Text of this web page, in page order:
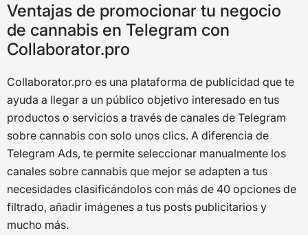
Ventajas de promocionar tu negocio
de cannabis en Telegram con
Collaborator.pro
Collaborator.pro es una plataforma de publicidad que te
ayuda a llegar a un público objetivo interesado en tus
productos o servicios a través de canales de Telegram
sobre cannabis con solo unos clics. A diferencia de
Telegram Ads, te permite seleccionar manualmente los
canales sobre cannabis que mejor se adapten a tus
necesidades clasificándolos con más de 40 opciones de
filtrado, añadir imágenes a tus posts publicitarios y
mucho más.